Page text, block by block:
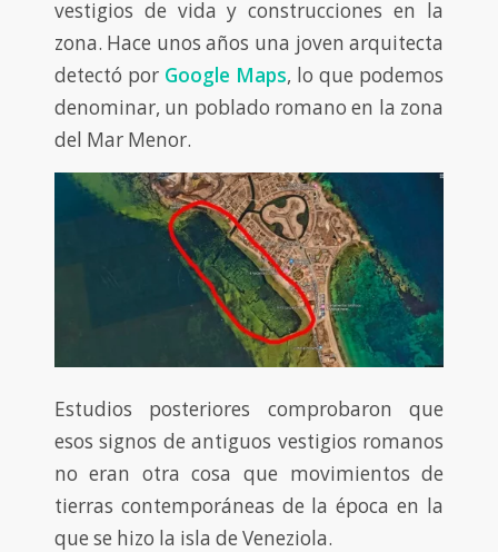
vestigios de vida y construcciones en la
zona. Hace unos años una joven arquitecta
detectó por Google Maps, lo que podemos
denominar, un poblado romano en la zona
del Mar Menor.
Estudios posteriores comprobaron que
esos signos de antiguos vestigios romanos
no eran otra cosa que movimientos de
tierras contemporáneas de la época en la
que se hizo la isla de Veneziola.